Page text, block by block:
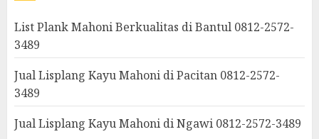
List Plank Mahoni Berkualitas di Bantul 0812-2572-
3489
Jual Lisplang Kayu Mahoni di Pacitan 0812-2572-
3489
Jual Lisplang Kayu Mahoni di Ngawi 0812-2572-3489